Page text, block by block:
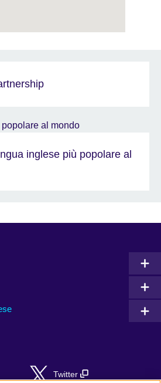
inglese più popolare al
Twitter